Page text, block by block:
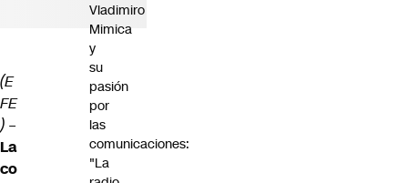
(E
FE
) –
La
co
Vladimiro
Mimica
y
su
pasión
por
las
comunicaciones:
"La